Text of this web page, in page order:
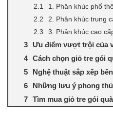
1. Phân khúc phổ
2. Phân khúc trung
3. Phân khúc cao
Ưu điểm vượt trội của
Cách chọn giỏ tre gói
Nghệ thuật sắp xếp
Những lưu ý phong
Tìm mua giỏ tre gói